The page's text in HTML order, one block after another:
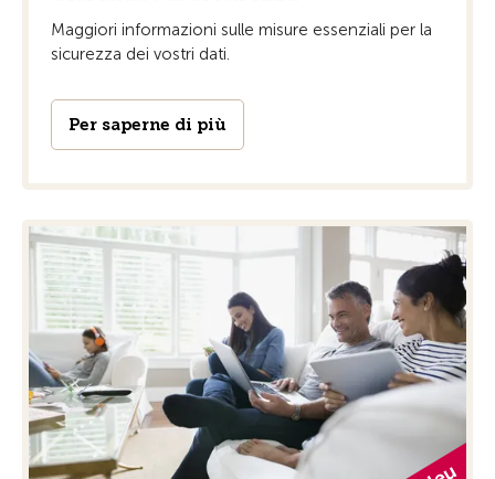
Maggiori informazioni sulle misure essenziali per la
sicurezza dei vostri dati.
Per saperne di più